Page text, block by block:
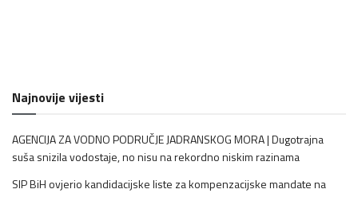
Najnovije vijesti
AGENCIJA ZA VODNO PODRUČJE JADRANSKOG MORA | Dugotrajna
suša snizila vodostaje, no nisu na rekordno niskim razinama
SIP BiH ovjerio kandidacijske liste za kompenzacijske mandate na